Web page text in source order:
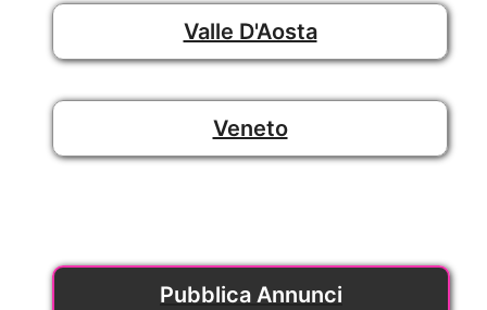
Valle D'Aosta
Veneto
Pubblica Annunci